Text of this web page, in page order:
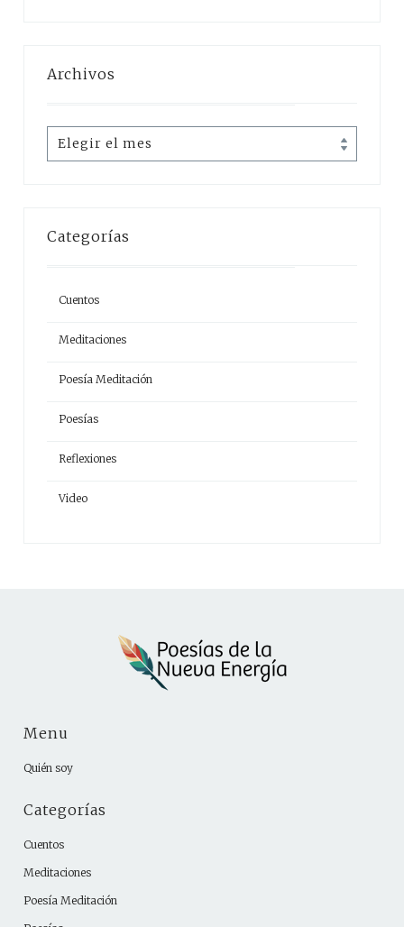
Archivos
Archivos
Categorías
Cuentos
Meditaciones
Poesía Meditación
Poesías
Reflexiones
Video
Menu
Quién soy
Categorías
Cuentos
Meditaciones
Poesía Meditación